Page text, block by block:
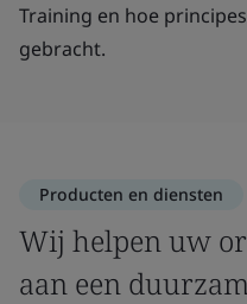
Training en hoe
gebracht.
Producten en diensten
Wij helpen uw
aan een